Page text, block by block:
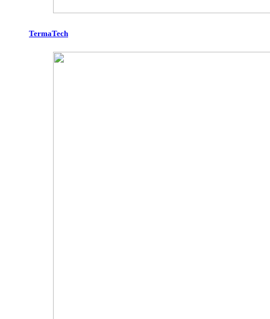
TermaTech